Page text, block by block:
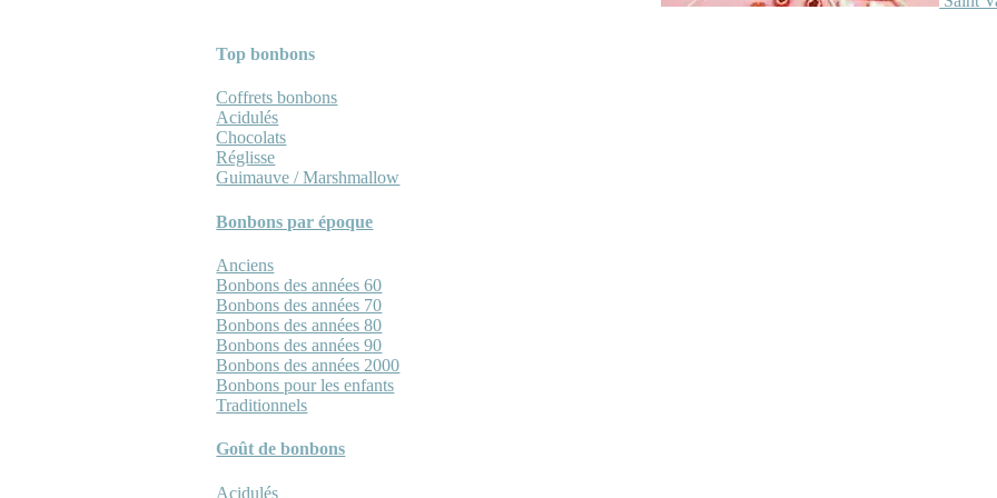
Top bonbons
Coffrets bonbons
Acidulés
Chocolats
Réglisse
Guimauve / Marshmallow
Bonbons par époque
Anciens
Bonbons des années 60
Bonbons des années 70
Bonbons des années 80
Bonbons des années 90
Bonbons des années 2000
Bonbons pour les enfants
Traditionnels
Goût de bonbons
Acidulés